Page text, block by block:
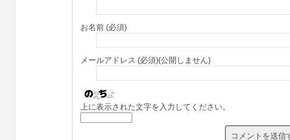
お名前 (必須)
メールアドレス (必須)(公開しません)
上に表示された文字を入力してください。